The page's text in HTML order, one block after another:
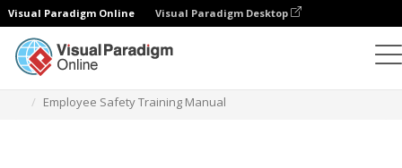
Visual Paradigm Online Visual Paradigm Desktop
Employee Safety Training Manual